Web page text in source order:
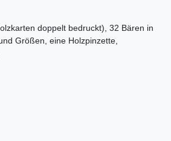
doppelt bedruckt), 32 Bären in
Größen, eine Holzpinzette,